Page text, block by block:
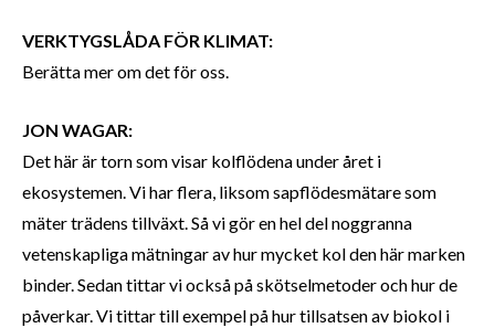
VERKTYGSLÅDA FÖR KLIMAT:
Berätta mer om det för oss.
JON WAGAR:
Det här är torn som visar kolflödena under året i
ekosystemen. Vi har flera, liksom sapflödesmätare som
mäter trädens tillväxt. Så vi gör en hel del noggranna
vetenskapliga mätningar av hur mycket kol den här marken
binder. Sedan tittar vi också på skötselmetoder och hur de
påverkar. Vi tittar till exempel på hur tillsatsen av biokol i